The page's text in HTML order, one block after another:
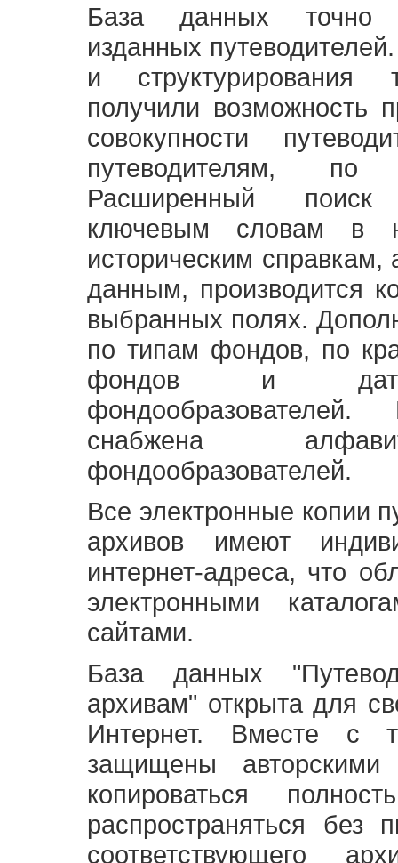
База данных точно
изданных
и структурирования
получили возможность
совокупности
путеводителям,
Расширенный
ключевым словам в
историческим
данным, производится
выбранных полях.
по типам фондов, по
фондов и
снабжена
фондообразователей.
Все электронные копии
архивов имеют
интернет-адреса, что
электронными
сайтами.
База данных
архивам" открыта для
Интернет. Вместе с
защищены
копироваться
распространяться без
соответствующего